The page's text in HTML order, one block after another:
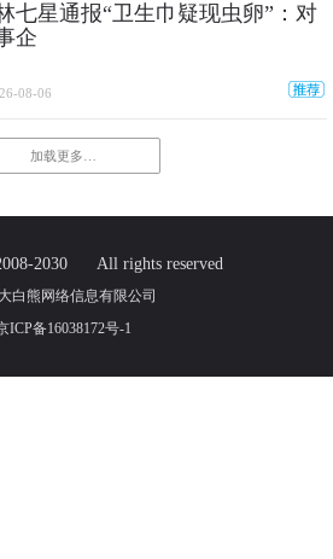
七星通报“卫生巾疑现虫卵”：对
企
08-06
加载更多…
2030 All rights reserved
白熊网络信息有限公司
ICP备16038172号-1